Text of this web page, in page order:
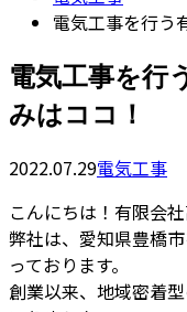
電気工事を行う
電気工事を行
みはココ！
2022.07.29電気工事
こんにちは！有限会社
弊社は、愛知県豊橋
っております。
創業以来、地域密着